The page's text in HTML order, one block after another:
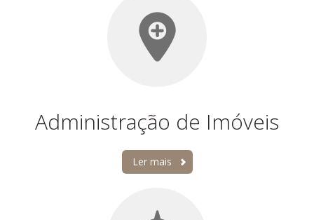
Administração de Imóveis
Ler mais